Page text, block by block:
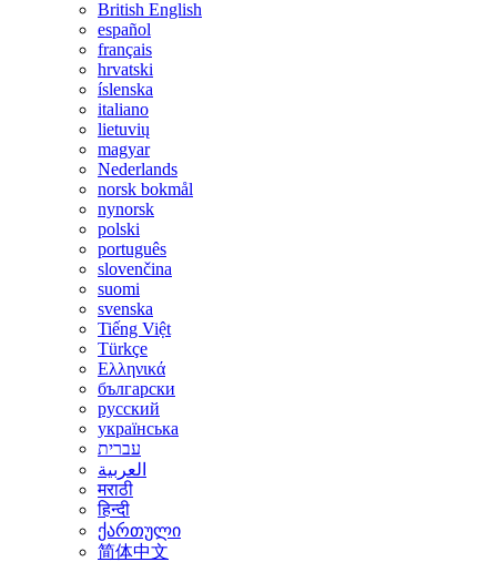
British English
español
français
hrvatski
íslenska
italiano
lietuvių
magyar
Nederlands
norsk bokmål
nynorsk
polski
português
slovenčina
suomi
svenska
Tiếng Việt
Türkçe
Ελληνικά
български
русский
українська
עברית
العربية
मराठी
हिन्दी
ქართული
简体中文